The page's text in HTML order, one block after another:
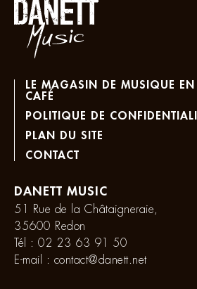
LE MAGASIN DE MUSIQUE
CAFÉ
POLITIQUE DE
PLAN DU SITE
CONTACT
DANETT MUSIC
51 Rue de la Châtaigneraie,
35600 Redon
Tél : 02 23 63 91 50
E-mail : contact@danett.net